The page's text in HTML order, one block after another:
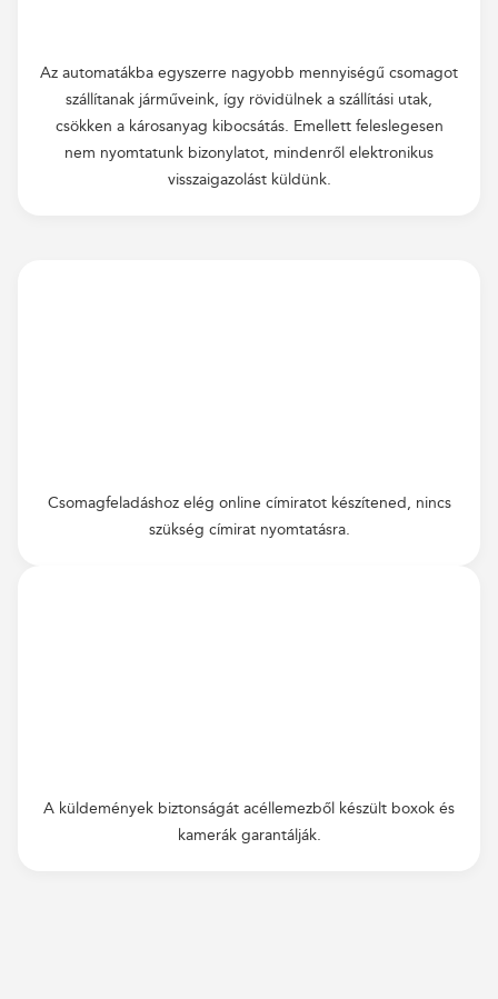
Az automatákba egyszerre nagyobb mennyiségű csomagot
szállítanak járműveink, így rövidülnek a szállítási utak,
csökken a károsanyag kibocsátás. Emellett feleslegesen
nem nyomtatunk bizonylatot, mindenről elektronikus
visszaigazolást küldünk.
Csomagfeladáshoz elég online címiratot készítened, nincs
szükség címirat nyomtatásra.
A küldemények biztonságát acéllemezből készült boxok és
kamerák garantálják.